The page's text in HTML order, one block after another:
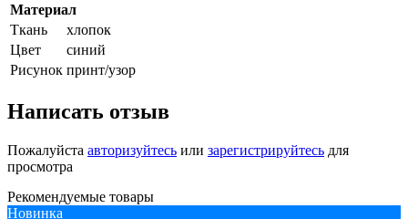
Материал
Ткань
хлопок
Цвет
синий
Рисунок принт/узор
Написать отзыв
Пожалуйста авторизуйтесь или зарегистрируйтесь для
просмотра
Рекомендуемые товары
Новинка